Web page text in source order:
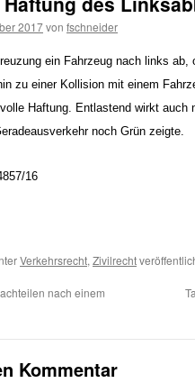
2017von fschneider
ein Fahrzeug nach links
zu einer Kollision mit einem
Haftung. Entlastend wirkt
noch Grün zeigte.
16
Verkehrsrecht, Zivilrecht
nach einem
Kommentar